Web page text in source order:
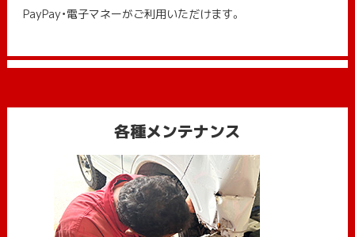
PayPay・電子マネーがご利用いただけます。
各種メンテナンス